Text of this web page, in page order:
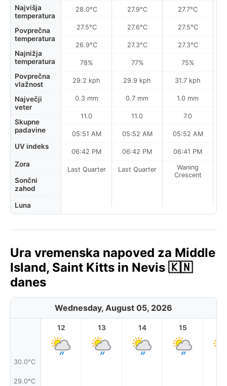
Najvišja
temperatura
Povprečna
temperatura
Najnižja
temperatura
Povprečna
vlažnost
Največji
veter
Skupne
padavine
UV indeks
Zora
Sončni
zahod
Luna
28.0°C
27.5°C
26.9°C
78%
29.2 kph
0.3 mm
11.0
05:51 AM
06:42 PM
Last Quarter
27.9°C
27.6°C
27.3°C
77%
29.9 kph
0.7 mm
11.0
05:52 AM
06:42 PM
Last Quarter
27.7°C
27.5°C
27.3°C
75%
31.7 kph
1.0 mm
7.0
05:52 AM
06:41 PM
Waning
Crescent
Ura vremenska napoved za Middle
Island, Saint Kitts in Nevis 🇰🇳
danes
Wednesday, August 05, 2026
30.0°C
29.0°C
12 13 14 15